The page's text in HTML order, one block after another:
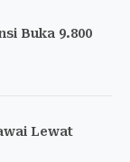
Buka 9.800
Lewat